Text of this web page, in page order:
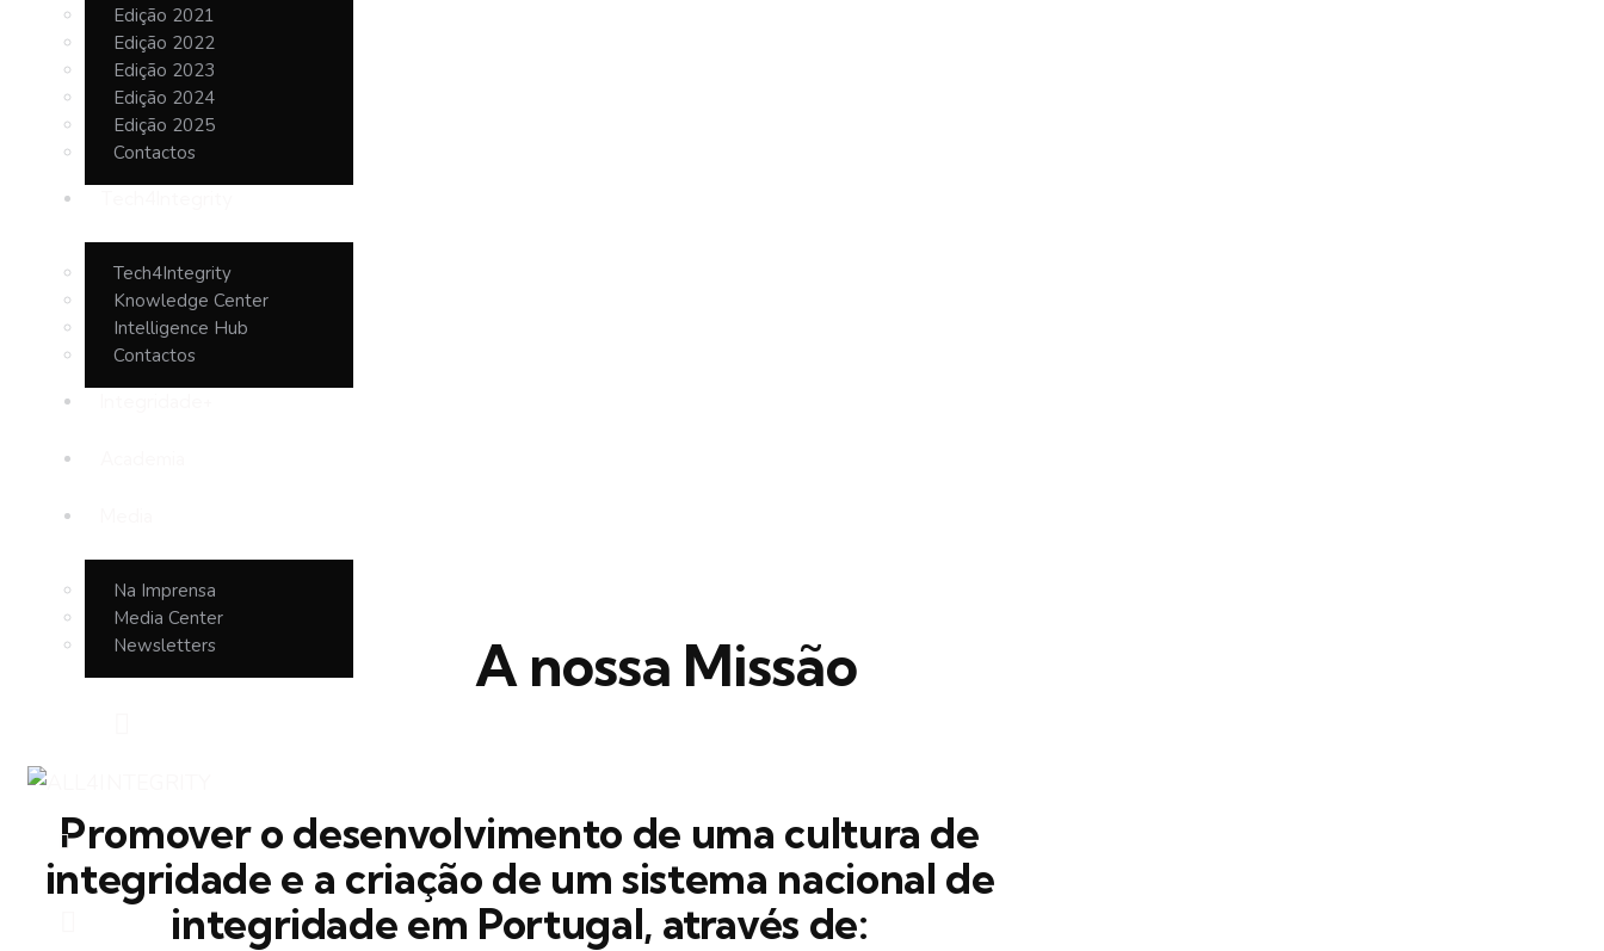
Edição 2021
Edição 2022
Edição 2023
Edição 2024
Edição 2025
Contactos
Tech4Integrity
Knowledge Center
Intelligence Hub
Contactos
Na Imprensa
Media Center
Newsletters
A nossa Missão
Promover o desenvolvimento de uma cultura de
integridade e a criação de um sistema nacional de
integridade em Portugal, através de: